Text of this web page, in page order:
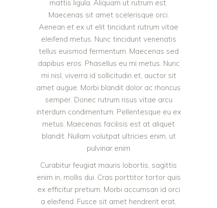
mattis ligula. Aliquam ut rutrum est.
Maecenas sit amet scelerisque orci.
Aenean et ex ut elit tincidunt rutrum vitae
eleifend metus. Nunc tincidunt venenatis
tellus euismod fermentum. Maecenas sed
dapibus eros. Phasellus eu mi metus. Nunc
mi nisl, viverra id sollicitudin et, auctor sit
amet augue. Morbi blandit dolor ac rhoncus
semper. Donec rutrum risus vitae arcu
interdum condimentum. Pellentesque eu ex
metus. Maecenas facilisis est at aliquet
blandit. Nullam volutpat ultricies enim, ut
pulvinar enim
Curabitur feugiat mauris lobortis, sagittis
enim in, mollis dui. Cras porttitor tortor quis
ex efficitur pretium. Morbi accumsan id orci
a eleifend. Fusce sit amet hendrerit erat,